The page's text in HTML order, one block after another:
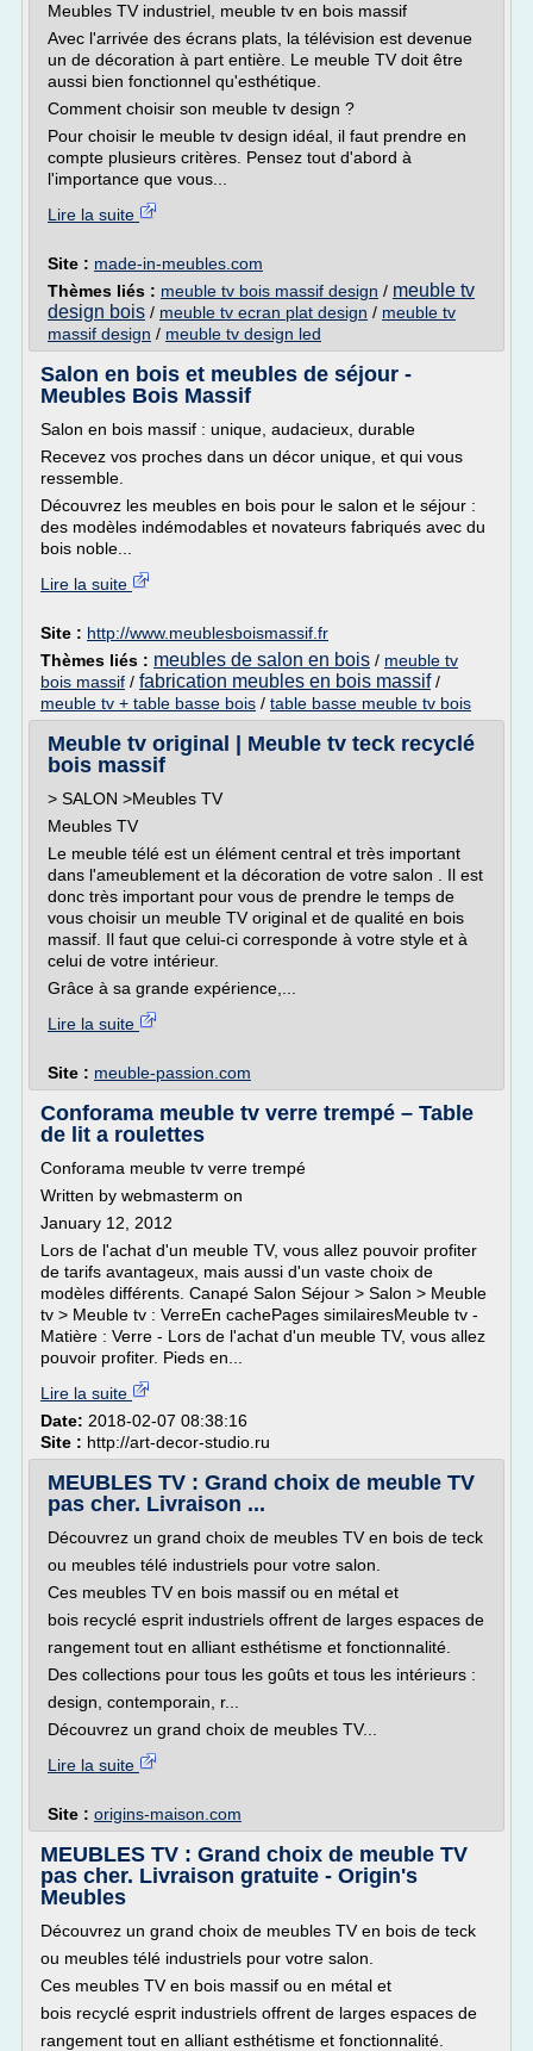
Meubles TV industriel, meuble tv en bois massif
Avec l'arrivée des écrans plats, la télévision est devenue
un de décoration à part entière. Le meuble TV doit être
aussi bien fonctionnel qu'esthétique.
Comment choisir son meuble tv design ?
Pour choisir le meuble tv design idéal, il faut prendre en
compte plusieurs critères. Pensez tout d'abord à
l'importance que vous...
Lire la suite
Site : made-in-meubles.com
Thèmes liés : meuble tv bois massif design / meuble tv
design bois / meuble tv ecran plat design / meuble tv
massif design / meuble tv design led
Salon en bois et meubles de séjour -
Meubles Bois Massif
Salon en bois massif : unique, audacieux, durable
Recevez vos proches dans un décor unique, et qui vous
ressemble.
Découvrez les meubles en bois pour le salon et le séjour :
des modèles indémodables et novateurs fabriqués avec du
bois noble...
Lire la suite
Site : http://www.meublesboismassif.fr
Thèmes liés : meubles de salon en bois / meuble tv
bois massif / fabrication meubles en bois massif/
meuble tv + table basse bois / table basse meuble tv bois
Meuble tv original | Meuble tv teck recyclé
bois massif
> SALON >Meubles TV
Meubles TV
Le meuble télé est un élément central et très important
dans l'ameublement et la décoration de votre salon . Il est
donc très important pour vous de prendre le temps de
vous choisir un meuble TV original et de qualité en bois
massif. Il faut que celui-ci corresponde à votre style et à
celui de votre intérieur.
Grâce à sa grande expérience,...
Lire la suite
Site : meuble-passion.com
Conforama meuble tv verre trempé – Table
de lit a roulettes
Conforama meuble tv verre trempé
Written by webmasterm on
January 12, 2012
Lors de l'achat d'un meuble TV, vous allez pouvoir profiter
de tarifs avantageux, mais aussi d'un vaste choix de
modèles différents. Canapé Salon Séjour > Salon > Meuble
tv > Meuble tv : VerreEn cachePages similairesMeuble tv -
Matière : Verre - Lors de l'achat d'un meuble TV, vous allez
pouvoir profiter. Pieds en...
Lire la suite
Date: 2018-02-07 08:38:16
Site : http://art-decor-studio.ru
MEUBLES TV : Grand choix de meuble TV
pas cher. Livraison ...
Découvrez un grand choix de meubles TV en bois de teck
ou meubles télé industriels pour votre salon.
Ces meubles TV en bois massif ou en métal et
bois recyclé esprit industriels offrent de larges espaces de
rangement tout en alliant esthétisme et fonctionnalité.
Des collections pour tous les goûts et tous les intérieurs :
design, contemporain, r...
Découvrez un grand choix de meubles TV...
Lire la suite
Site : origins-maison.com
MEUBLES TV : Grand choix de meuble TV
pas cher. Livraison gratuite - Origin's
Meubles
Découvrez un grand choix de meubles TV en bois de teck
ou meubles télé industriels pour votre salon.
Ces meubles TV en bois massif ou en métal et
bois recyclé esprit industriels offrent de larges espaces de
rangement tout en alliant esthétisme et fonctionnalité.